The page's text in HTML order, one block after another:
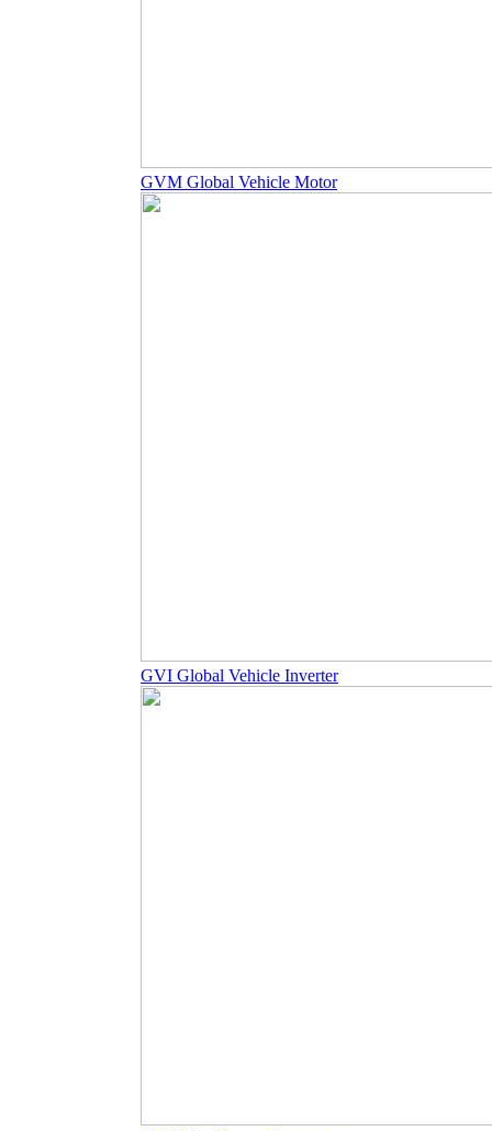
GVM Global Vehicle Motor
GVI Global Vehicle Inverter